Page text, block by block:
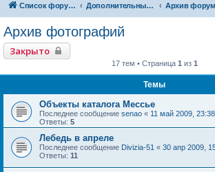
Список форумов Дополнительный раздел Архив
Архив фотографий
Закрыто
17 тем • Страница 1 из 1
Темы
Объекты каталога Мессье
Последнее сообщение senao « 11 май 2009, 23:38
Ответы: 5
Лебедь в апреле
Последнее сообщение Divizia-51 « 30 апр 2009,
Ответы: 11